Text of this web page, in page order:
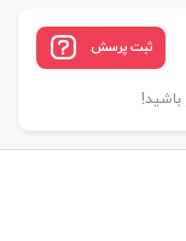
ثبت پرسش